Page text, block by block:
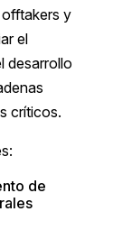
y
el
desarrollo
críticos.
de